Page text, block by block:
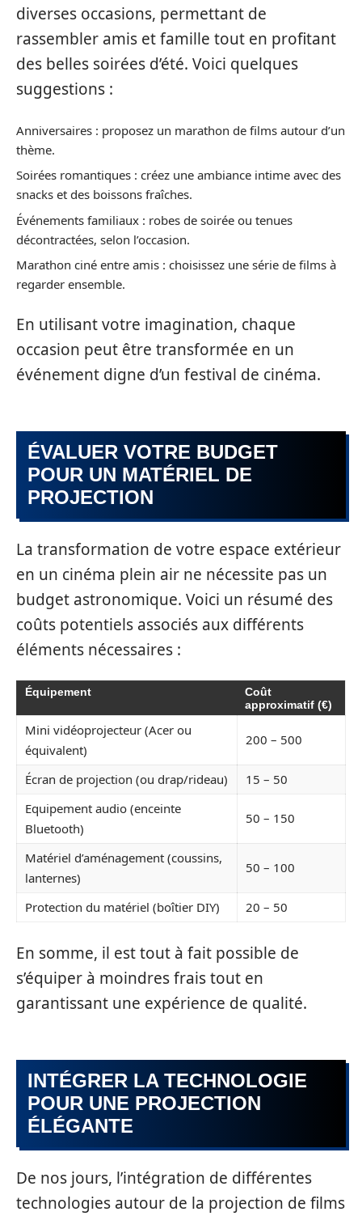
diverses occasions, permettant de
rassembler amis et famille tout en profitant
des belles soirées d’été. Voici quelques
suggestions :
Anniversaires : proposez un marathon de films autour d’un
thème.
Soirées romantiques : créez une ambiance intime avec des
snacks et des boissons fraîches.
Événements familiaux : robes de soirée ou tenues
décontractées, selon l’occasion.
Marathon ciné entre amis : choisissez une série de films à
regarder ensemble.
En utilisant votre imagination, chaque
occasion peut être transformée en un
événement digne d’un festival de cinéma.
ÉVALUER VOTRE BUDGET
POUR UN MATÉRIEL DE
PROJECTION
La transformation de votre espace extérieur
en un cinéma plein air ne nécessite pas un
budget astronomique. Voici un résumé des
coûts potentiels associés aux différents
éléments nécessaires :
Équipement
Coût
approximatif (€)
Mini vidéoprojecteur (Acer ou
équivalent)
200 – 500
Écran de projection (ou drap/rideau)
15 – 50
Equipement audio (enceinte
Bluetooth)
50 – 150
Matériel d’aménagement (coussins,
lanternes)
50 – 100
Protection du matériel (boîtier DIY) 20 – 50
En somme, il est tout à fait possible de
s’équiper à moindres frais tout en
garantissant une expérience de qualité.
INTÉGRER LA TECHNOLOGIE
POUR UNE PROJECTION
ÉLÉGANTE
De nos jours, l’intégration de différentes
technologies autour de la projection de films